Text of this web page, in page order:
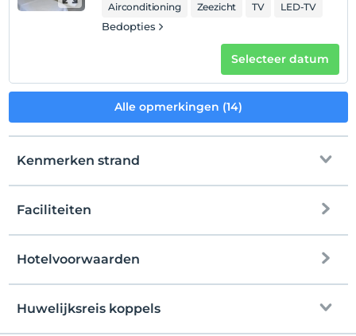
Airconditioning Zeezicht TV LED-TV
Bedopties
Selecteer datum
Alle opmerkingen (14)
Kenmerken strand
zandstrand
Strand bar
Van de kust naar de diepe zee
Faciliteiten
Vrij wifi
Hotelvoorwaarden
Check in
Na 14:00
Uitchecken
Huwelijksreis koppels